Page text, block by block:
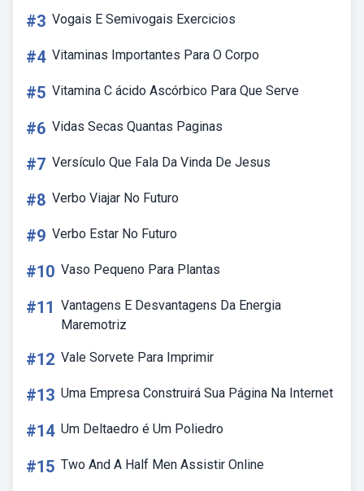
#3 Vogais E Semivogais Exercicios
#4 Vitaminas Importantes Para O Corpo
#5 Vitamina C ácido Ascórbico Para Que Serve
#6 Vidas Secas Quantas Paginas
#7 Versículo Que Fala Da Vinda De Jesus
#8 Verbo Viajar No Futuro
#9 Verbo Estar No Futuro
#10 Vaso Pequeno Para Plantas
#11 Vantagens E Desvantagens Da Energia
Maremotriz
#12 Vale Sorvete Para Imprimir
#13 Uma Empresa Construirá Sua Página Na Internet
#14 Um Deltaedro é Um Poliedro
#15 Two And A Half Men Assistir Online